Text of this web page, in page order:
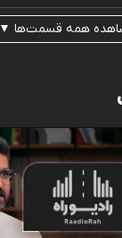
همه قسمت‌ها ▼